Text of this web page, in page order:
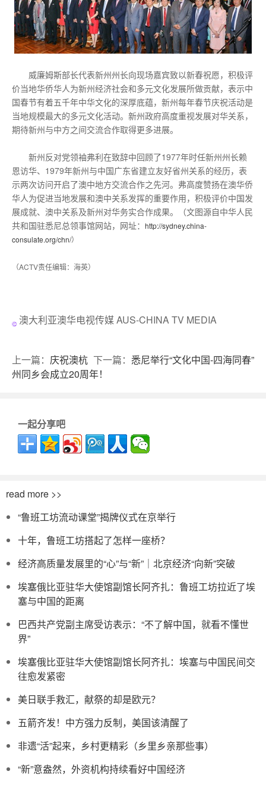
威廉姆斯部长代表新州州长向现场嘉宾致以新春祝愿，积极评
价当地华侨华人为新州经济社会和多元文化发展所做贡献，表示中
国春节有着五千年中华文化的深厚底蕴，新州每年春节庆祝活动是
当地规模最大的多元文化活动。新州政府高度重视发展对华关系，
期待新州与中方之间交流合作取得更多进展。
新州反对党领袖弗利在致辞中回顾了1977年时任新州州长赖
恩访华、1979年新州与中国广东省建立友好省州关系的经历，表
示两次访问开启了澳中地方交流合作之先河。弗高度赞扬在澳华侨
华人为促进当地发展和澳中关系发挥的重要作用，积极评价中国发
展成就、澳中关系及新州对华务实合作成果。（文图源自中华人民
共和国驻悉尼总领事馆网站，网址： http://sydney.china-
consulate.org/chn/）
（ACTV责任编辑：海英）
澳大利亚澳华电视传媒 AUS-CHINA TV MEDIA
下一篇： 悉尼举行“文化中国-四海同春”
上一篇： 庆祝澳杭
州同乡会成立20周年！
一起分享吧
read more >>
“鲁班工坊流动课堂”揭牌仪式在京举行
十年，鲁班工坊搭起了怎样一座桥？
经济高质量发展里的“心”与“新”｜北京经济“向新”突破
埃塞俄比亚驻华大使馆副馆长阿齐扎：鲁班工坊拉近了埃
塞与中国的距离
巴西共产党副主席受访表示：“不了解中国，就看不懂世
界”
埃塞俄比亚驻华大使馆副馆长阿齐扎：埃塞与中国民间交
往愈发紧密
美日联手救汇，献祭的却是欧元？
五箭齐发！中方强力反制，美国该清醒了
非遗“活”起来，乡村更精彩（乡里乡亲那些事）
“新”意盎然，外资机构持续看好中国经济